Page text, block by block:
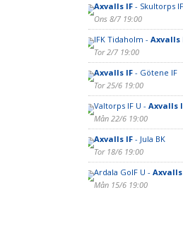
Axvalls IF- Skultorps IF
Ons 8/7 19:00
IFK Tidaholm - Axvalls
Tor 2/7 19:00
Axvalls IF- Götene IF
Tor 25/6 19:00
Valtorps IF U - Axvalls
Mån 22/6 19:00
Axvalls IF- Jula BK
Tor 18/6 19:00
Ardala GoIF U - Axvalls
Mån 15/6 19:00